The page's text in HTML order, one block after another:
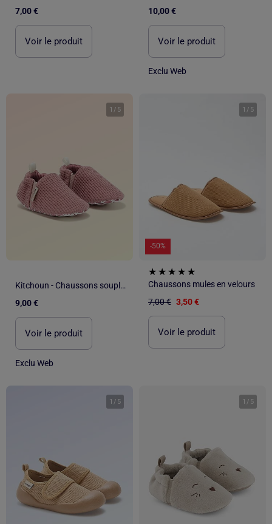
7,00 €
Voir le produit
10,00 €
Voir le produit
Exclu Web
1 / 5
Kitchoun - Chaussons souples avec élastiques motricité 1
9,00 €
Voir le produit
Exclu Web
1 / 5
-50%
Chaussons mules en velours
7,00 € 3,50 €
Voir le produit
1 / 5 1 / 5